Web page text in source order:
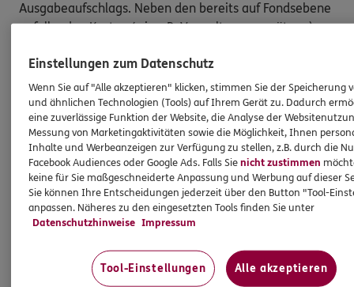
Ausgabeaufschlags. Neben den bereits auf Fondsebene
anfallenden Kosten (wie z.B. Verwaltungsvergütung)
Depotgebühren) oder eventuelle steuerliche
Auswirkungen berücksichtigt, die das Anlageergebnis
schmälern
Kaufkraft im Vergleich zu 100 Euro im Jahr 2023
Angenommene Preisentwicklung bei 6%-iger
Inflation
dient Werbezwecken. Bitte lesen Sie den
Verkaufsprospekt und die Basisinformationsblätter,
Einstellungen zum Datenschutz
Wenn Sie auf "Alle akzeptieren" klicken, stimmen Sie der Speicherung
und ähnlichen Technologien (Tools) auf Ihrem Gerät zu. Dadurch
eine zuverlässige Funktion der Website, die Analyse der
Messung von Marketingaktivitäten sowie die Möglichkeit, Ihnen
Inhalte und Werbeanzeigen zur Verfügung zu stellen, z.B. durch die
Facebook Audiences oder Google Ads. Falls Sienicht zustimmen
keine für Sie maßgeschneiderte Anpassung und Werbung auf dieser
Sie können Ihre Entscheidungen jederzeit über den Button "Tool-
anpassen. Näheres zu den eingesetzten Tools finden Sie unter
Datenschutzhinweise Impressum
Tool-Einstellungen Alle akzeptieren